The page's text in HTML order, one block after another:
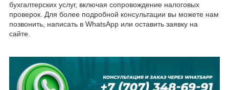
бухгалтерских услуг, включая сопровождение налоговых
проверок. Для более подробной консультации вы можете нам
позвонить, написать в WhatsApp или оставить заявку на
сайте.